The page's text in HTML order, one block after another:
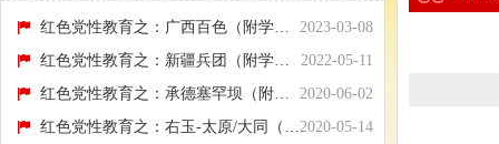
2023-03-08
红色党性教育之：广西百色（附学习行程方案）
2022-05-11
红色党性教育之：新疆兵团（附学习行程方案）
2020-06-02
红色党性教育之：承德塞罕坝（附学习行程方案）
2020-05-14
红色党性教育之：右玉-太原/大同（附学习行...